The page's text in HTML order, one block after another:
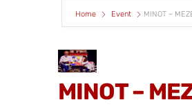
Home Event MINOT –
MINOT –